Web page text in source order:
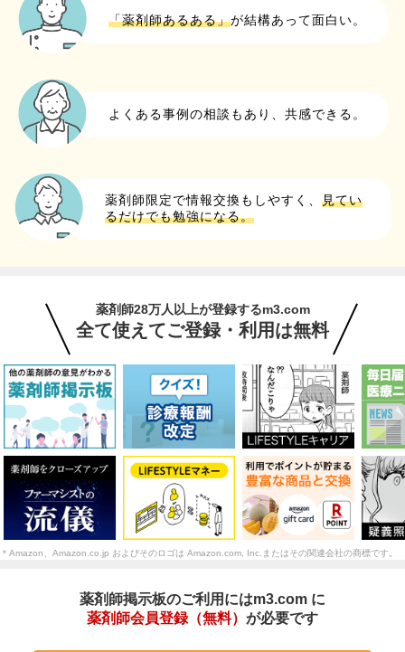
「薬剤師あるある」が結構あって面白い。
よくある事例の相談もあり、共感できる。
薬剤師限定で情報交換もしやすく、 見てい
るだけでも勉強になる。
薬剤師28万人以上が登録するm3.com
全て使えてご登録・利用は無料
＊Amazon、Amazon.co.jp およびそのロゴは Amazon.com, Inc.またはその関連会社の商標です。
薬剤師掲示板のご利用にはm3.com に
薬剤師会員登録（無料） が必要です